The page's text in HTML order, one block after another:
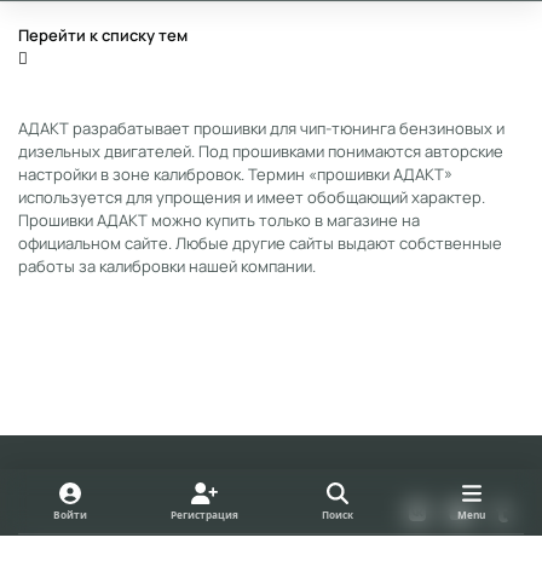
Перейти к списку тем
АДАКТ разрабатывает прошивки для чип-тюнинга бензиновых и
дизельных двигателей. Под прошивками понимаются авторские
настройки в зоне калибровок. Термин «прошивки АДАКТ»
используется для упрощения и имеет обобщающий характер.
Прошивки АДАКТ можно купить только в магазине на
официальном сайте. Любые другие сайты выдают собственные
работы за калибровки нашей компании.
Light ModeDark ModeSystem Preference
k
o
t
u
Войти Регистрация Поиск Menu